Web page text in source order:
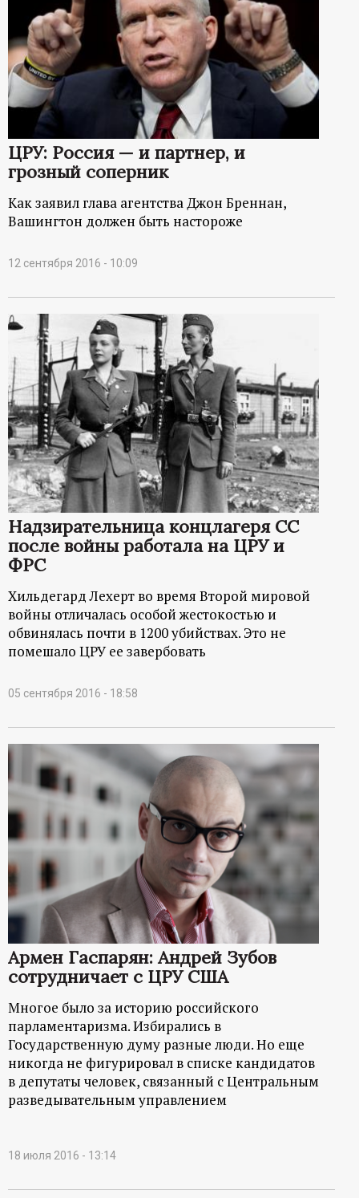
ЦРУ: Россия — и партнер, и
грозный соперник
Как заявил глава агентства Джон Бреннан,
Вашингтон должен быть настороже
12 сентября 2016 - 10:09
Надзирательница концлагеря СС
после войны работала на ЦРУ и
ФРС
Хильдегард Лехерт во время Второй мировой
войны отличалась особой жестокостью и
обвинялась почти в 1200 убийствах. Это не
помешало ЦРУ ее завербовать
05 сентября 2016 - 18:58
Армен Гаспарян: Андрей Зубов
сотрудничает с ЦРУ США
Многое было за историю российского
парламентаризма. Избирались в
Государственную думу разные люди. Но еще
никогда не фигурировал в списке кандидатов
в депутаты человек, связанный с Центральным
разведывательным управлением
18 июля 2016 - 13:14